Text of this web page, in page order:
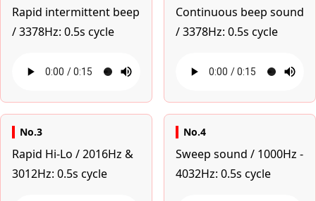
Rapid intermittent beep
/ 3378Hz: 0.5s cycle
Continuous beep sound
/ 3378Hz: 0.5s cycle
No.3
Rapid Hi-Lo / 2016Hz &
3012Hz: 0.5s cycle
No.4
Sweep sound / 1000Hz -
4032Hz: 0.5s cycle